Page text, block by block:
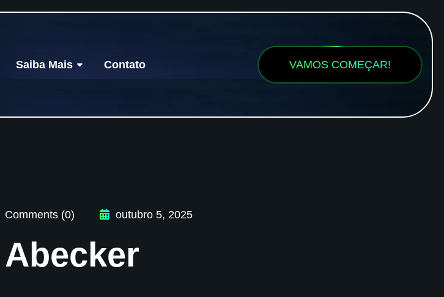
Saiba Mais Contato VAMOS COMEÇAR!
Comments (0) outubro 5, 2025
Abecker